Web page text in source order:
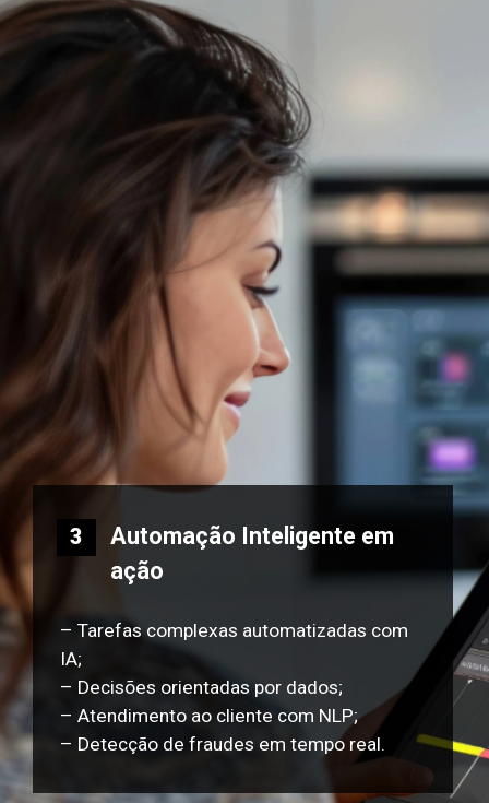
Automação Inteligente em
ação
– Tarefas complexas automatizadas com
IA;
– Decisões orientadas por dados;
– Atendimento ao cliente com NLP;
– Detecção de fraudes em tempo real.
3